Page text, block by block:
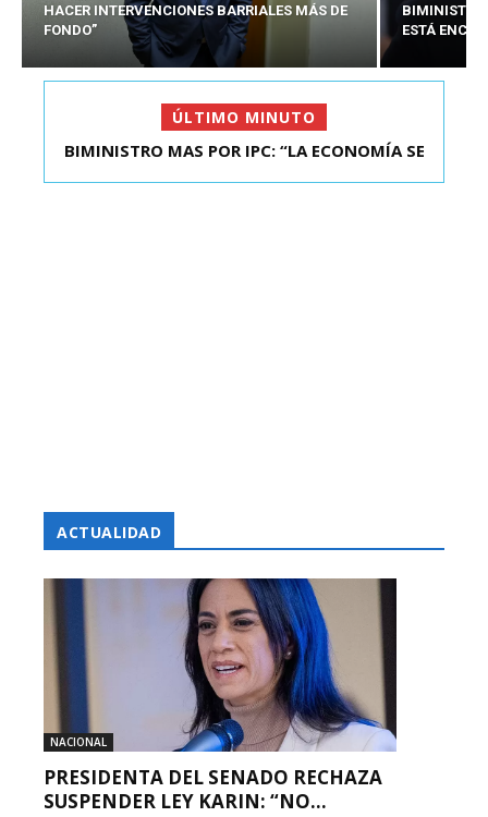
HACER INTERVENCIONES BARRIALES MÁS DE
FONDO”
BIMINISTRO
ESTÁ
ÚLTIMO MINUTO
KAST SE REUNIÓ CON EL PRESIDENTE ELECTO DE
BIMINISTRO MAS POR IPC: “LA ECONOMÍA SE
ACTUALIDAD
NACIONAL
PRESIDENTA DEL SENADO RECHAZA
SUSPENDER LEY KARIN: “NO...